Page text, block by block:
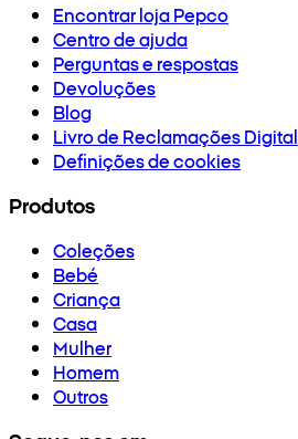
Encontrar loja Pepco
Centro de ajuda
Perguntas e respostas
Devoluções
Blog
Livro de Reclamações Digital
Definições de cookies
Produtos
Coleções
Bebé
Criança
Casa
Mulher
Homem
Outros